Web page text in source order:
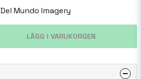
Del Mundo Imagery
LÄGG I VARUKORGEN